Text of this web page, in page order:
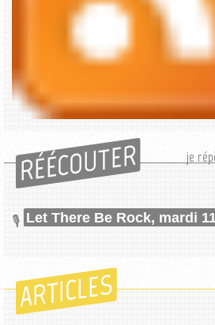
RÉÉCOUTER je
Let There Be Rock, mardi
ARTICLES